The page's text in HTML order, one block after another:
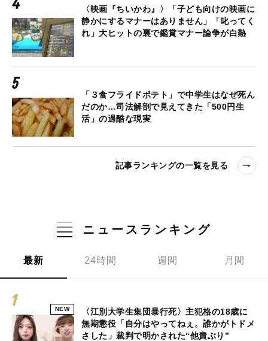
〈映画『ちいかわ』〉「子ども向けの映画に
静かにするマナーはありません」「叱ってく
れ」大ヒットの裏で鑑賞マナー論争が白熱
「３食フライドポテト」で中学生はなぜ死ん
だのか…司法解剖で見えてきた「500円生
活」の過酷な現実
記事ランキングの一覧を見る
ニュースランキング
最新 24時間 週間 月間
NEW
〈江別大学生集団暴行死〉主犯格の18歳に
無期懲役「自分はやってねぇ。誰かがトドメ
さした」裁判で明かされた“他責ぶり”